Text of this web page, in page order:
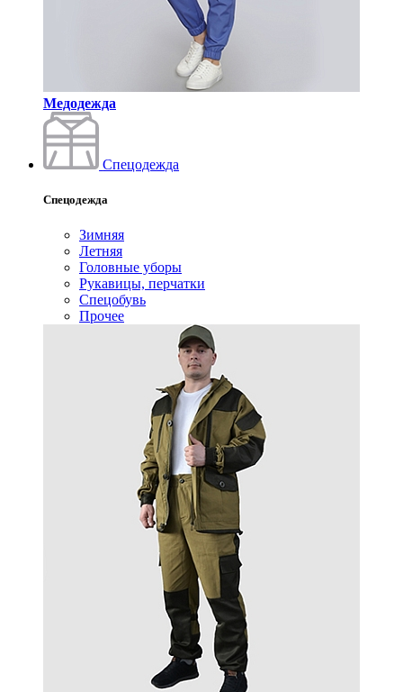
Медодежда
Спецодежда
Спецодежда
Зимняя
Летняя
Головные уборы
Рукавицы, перчатки
Спецобувь
Прочее